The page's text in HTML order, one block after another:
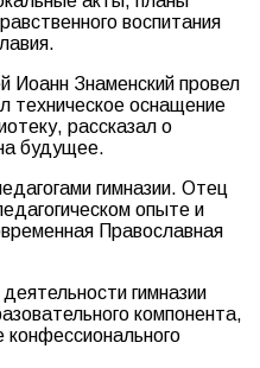
воспитания
Иоанн Знаменский провел
техническое оснащение
рассказал о
будущее.
гимназии. Отец
опыте и
Православная
гимназии
компонента,